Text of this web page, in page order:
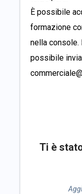
È possibile
formazione
nella
possibile
Ti è